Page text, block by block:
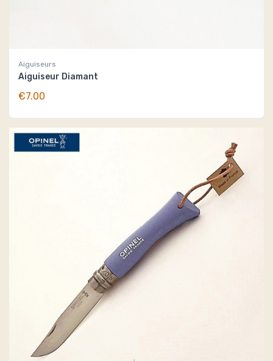
Aiguiseurs
Aiguiseur Diamant
€7.00